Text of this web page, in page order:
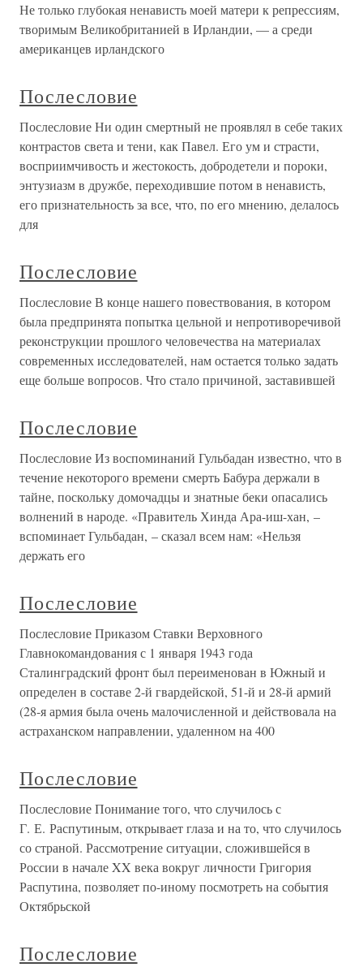
Не только глубокая ненависть моей матери к репрессиям,
творимым Великобританией в Ирландии, — а среди
американцев ирландского
Послесловие
Послесловие Ни один смертный не проявлял в себе таких
контрастов света и тени, как Павел. Его ум и страсти,
восприимчивость и жестокость, добродетели и пороки,
энтузиазм в дружбе, переходившие потом в ненависть,
его признательность за все, что, по его мнению, делалось
для
Послесловие
Послесловие В конце нашего повествования, в котором
была предпринята попытка цельной и непротиворечивой
реконструкции прошлого человечества на материалах
современных исследователей, нам остается только задать
еще больше вопросов. Что стало причиной, заставившей
Послесловие
Послесловие Из воспоминаний Гульбадан известно, что в
течение некоторого времени смерть Бабура держали в
тайне, поскольку домочадцы и знатные беки опасались
волнений в народе. «Правитель Хинда Ара-иш-хан, –
вспоминает Гульбадан, – сказал всем нам: «Нельзя
держать его
Послесловие
Послесловие Приказом Ставки Верховного
Главнокомандования с 1 января 1943 года
Сталинградский фронт был переименован в Южный и
определен в составе 2-й гвардейской, 51-й и 28-й армий
(28-я армия была очень малочисленной и действовала на
астраханском направлении, удаленном на 400
Послесловие
Послесловие Понимание того, что случилось с
Г. Е. Распутиным, открывает глаза и на то, что случилось
со страной. Рассмотрение ситуации, сложившейся в
России в начале XX века вокруг личности Григория
Распутина, позволяет по-иному посмотреть на события
Октябрьской
Послесловие